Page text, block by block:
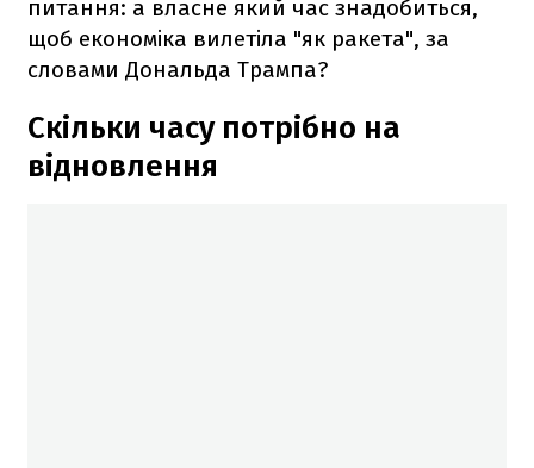
питання: а власне який час знадобиться,
щоб економіка вилетіла "як ракета", за
словами Дональда Трампа?
Скільки часу потрібно на
відновлення